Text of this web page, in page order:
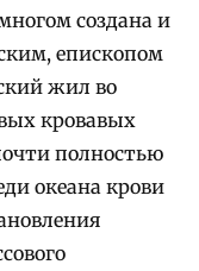
создана и
епископом
жил во
кровавых
полностью
океана крови